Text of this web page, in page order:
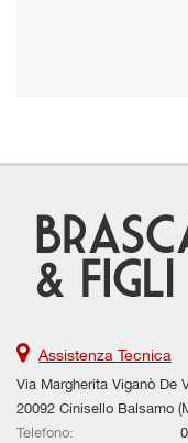
Assistenza Tecnica
Via Margherita Viganò De
20092 Cinisello Balsamo
Telefono: